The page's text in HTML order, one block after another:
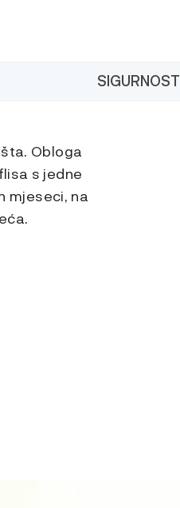
SIGURNOST
Obloga
s jedne
mjeseci, na